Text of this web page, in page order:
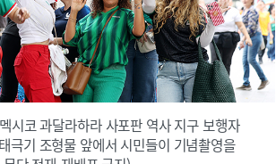
시코 과달라하라 사포판 역사 지구 보행자
극기 조형물 앞에서 시민들이 기념촬영을